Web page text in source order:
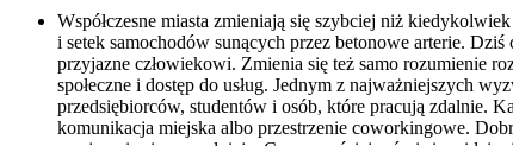
Współczesne miasta zmieniają się szybciej niż
i setek samochodów sunących przez betonowe arterie.
przyjazne człowiekowi. Zmienia się też samo rozumienie
społeczne i dostęp do usług. Jednym z najważniejszych
przedsiębiorców, studentów i osób, które pracują zdalnie.
komunikacja miejska albo przestrzenie coworkingowe.